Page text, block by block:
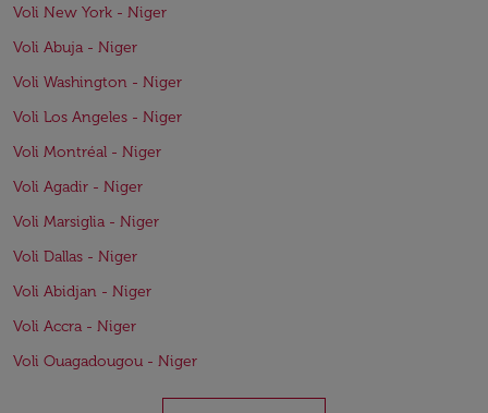
Voli New York - Niger
Voli Abuja - Niger
Voli Washington - Niger
Voli Los Angeles - Niger
Voli Montréal - Niger
Voli Agadir - Niger
Voli Marsiglia - Niger
Voli Dallas - Niger
Voli Abidjan - Niger
Voli Accra - Niger
Voli Ouagadougou - Niger